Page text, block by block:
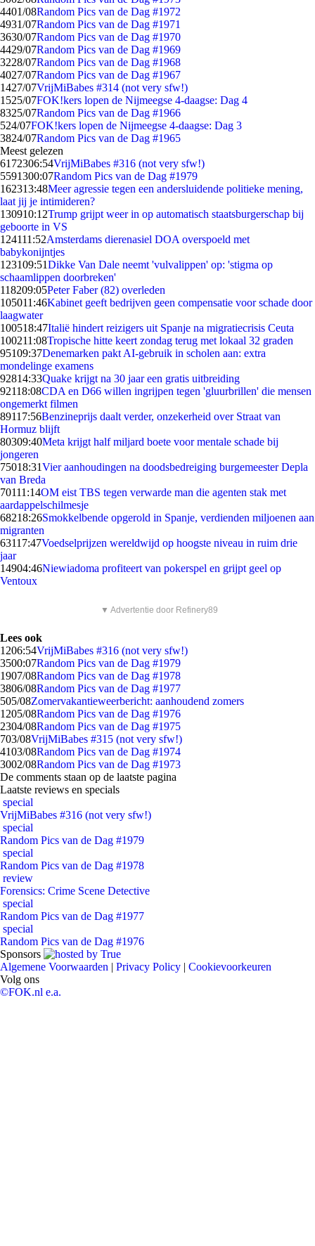
4401/08Random Pics van de Dag #1972
4931/07Random Pics van de Dag #1971
3630/07Random Pics van de Dag #1970
4429/07Random Pics van de Dag #1969
3228/07Random Pics van de Dag #1968
4027/07Random Pics van de Dag #1967
1427/07VrijMiBabes #314 (not very sfw!)
1525/07FOK!kers lopen de Nijmeegse 4-daagse: Dag 4
8325/07Random Pics van de Dag #1966
524/07FOK!kers lopen de Nijmeegse 4-daagse: Dag 3
3824/07Random Pics van de Dag #1965
Meest gelezen
6172306:54VrijMiBabes #316 (not very sfw!)
5591300:07Random Pics van de Dag #1979
162313:48Meer agressie tegen een andersluidende politieke mening,
laat jij je intimideren?
130910:12Trump grijpt weer in op automatisch staatsburgerschap bij
geboorte in VS
124111:52Amsterdams dierenasiel DOA overspoeld met
babykonijntjes
123109:51Dikke Van Dale neemt 'vulvalippen' op: 'stigma op
schaamlippen doorbreken'
118209:05Peter Faber (82) overleden
105011:46Kabinet geeft bedrijven geen compensatie voor schade door
laagwater
100518:47Italië hindert reizigers uit Spanje na migratiecrisis Ceuta
100211:08Tropische hitte keert zondag terug met lokaal 32 graden
95109:37Denemarken pakt AI-gebruik in scholen aan: extra
mondelinge examens
92814:33Quake krijgt na 30 jaar een gratis uitbreiding
92118:08CDA en D66 willen ingrijpen tegen 'gluurbrillen' die mensen
ongemerkt filmen
89117:56Benzineprijs daalt verder, onzekerheid over Straat van
Hormuz blijft
80309:40Meta krijgt half miljard boete voor mentale schade bij
jongeren
75018:31Vier aanhoudingen na doodsbedreiging burgemeester Depla
van Breda
70111:14OM eist TBS tegen verwarde man die agenten stak met
aardappelschilmesje
68218:26Smokkelbende opgerold in Spanje, verdienden miljoenen aan
migranten
63117:47Voedselprijzen wereldwijd op hoogste niveau in ruim drie
jaar
14904:46Niewiadoma profiteert van pokerspel en grijpt geel op
Ventoux
▼ Advertentie door Refinery89
Lees ook
1206:54VrijMiBabes #316 (not very sfw!)
3500:07Random Pics van de Dag #1979
1907/08Random Pics van de Dag #1978
3806/08Random Pics van de Dag #1977
505/08Zomervakantieweerbericht: aanhoudend zomers
1205/08Random Pics van de Dag #1976
2304/08Random Pics van de Dag #1975
703/08VrijMiBabes #315 (not very sfw!)
4103/08Random Pics van de Dag #1974
3002/08Random Pics van de Dag #1973
De comments staan op de laatste pagina
Laatste reviews en specials
special
VrijMiBabes #316 (not very sfw!)
special
Random Pics van de Dag #1979
special
Random Pics van de Dag #1978
review
Forensics: Crime Scene Detective
special
Random Pics van de Dag #1977
special
Random Pics van de Dag #1976
Sponsors
Algemene Voorwaarden | Privacy Policy | Cookievoorkeuren
Volg ons
©FOK.nl e.a.